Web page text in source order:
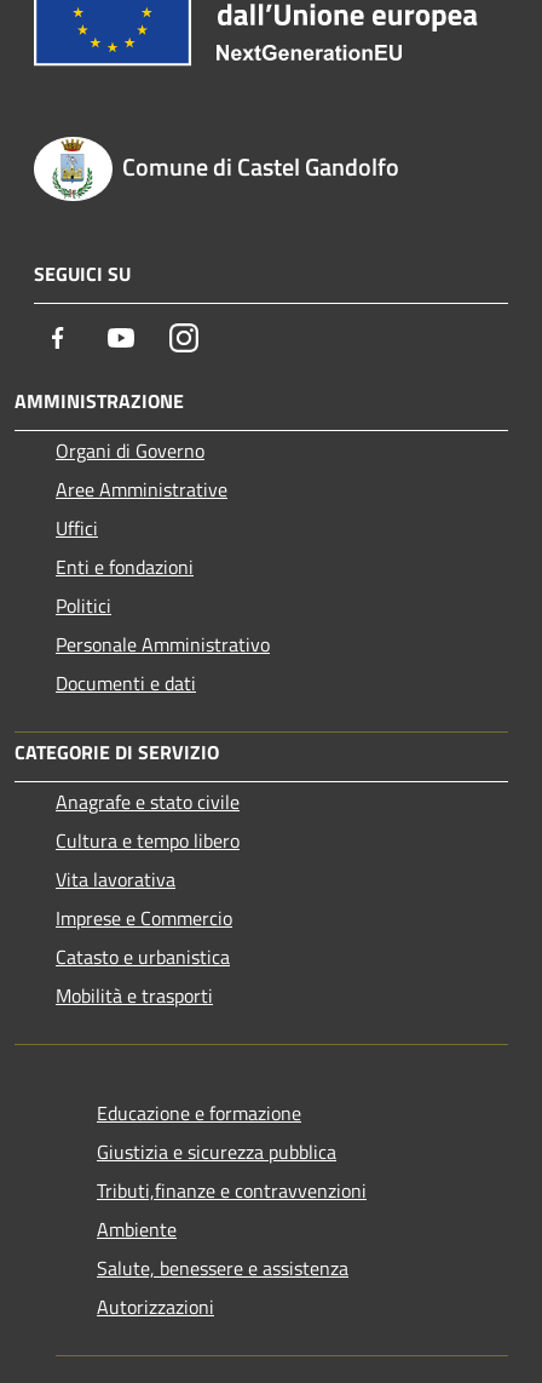
Comune di Castel Gandolfo
SEGUICI SU
Facebook YoutubeInstagram
AMMINISTRAZIONE
Organi di Governo
Aree Amministrative
Uffici
Enti e fondazioni
Politici
Personale Amministrativo
Documenti e dati
CATEGORIE DI SERVIZIO
Anagrafe e stato civile
Cultura e tempo libero
Vita lavorativa
Imprese e Commercio
Catasto e urbanistica
Mobilità e trasporti
Educazione e formazione
Giustizia e sicurezza pubblica
Tributi,finanze e contravvenzioni
Ambiente
Salute, benessere e assistenza
Autorizzazioni